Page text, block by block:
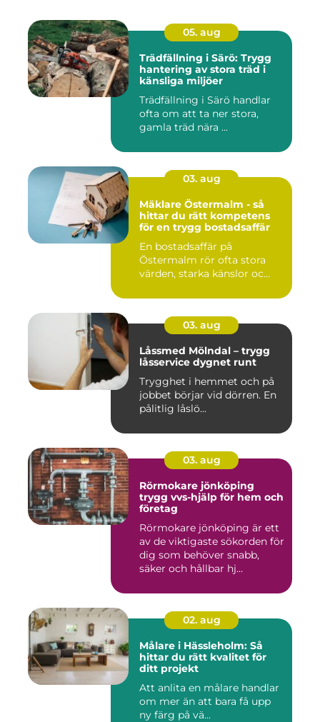
05. aug
Trädfällning i Särö: Trygg
hantering av stora träd i
känsliga miljöer
Trädfällning i Särö handlar
ofta om att ta ner stora,
gamla träd nära ...
03. aug
Mäklare Östermalm - så
hittar du rätt kompetens
för en trygg bostadsaffär
En bostadsaffär på
Östermalm rör ofta stora
värden, starka känslor oc...
03. aug
Låssmed Mölndal – trygg
låsservice dygnet runt
Trygghet i hemmet och på
jobbet börjar vid dörren. En
pålitlig låslö...
03. aug
Rörmokare jönköping
trygg vvs-hjälp för hem och
företag
Rörmokare jönköping är ett
av de viktigaste sökorden för
dig som behöver snabb,
säker och hållbar hj...
02. aug
Målare i Hässleholm: Så
hittar du rätt kvalitet för
ditt projekt
Att anlita en målare handlar
om mer än att bara få upp
ny färg på vä...